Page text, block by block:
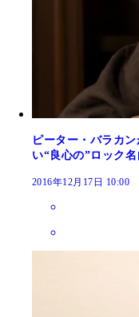
ピーター・バラカ
い“良心の”ロック名
2016年12月17日 10:00